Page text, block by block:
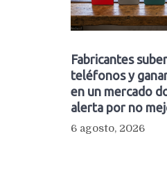
Fabricantes
teléfonos y
en un mercado
alerta por no
6 agosto, 2026